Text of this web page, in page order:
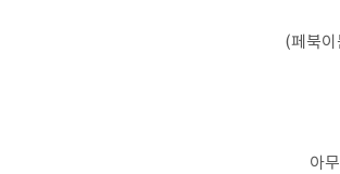
(페북이
아